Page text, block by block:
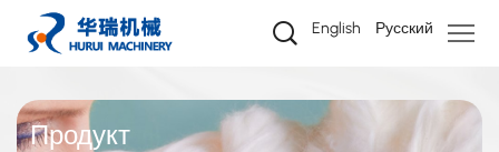
English Русский
Металлическая
карточная
одежда
Продукт